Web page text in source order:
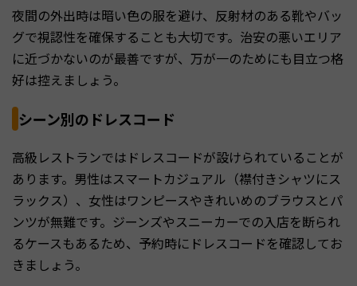
夜間の外出時は暗い色の服を避け、反射材のある靴やバッ
グで視認性を確保することも大切です。治安の悪いエリア
に近づかないのが最善ですが、万が一のためにも目立つ格
好は控えましょう。
シーン別のドレスコード
高級レストランではドレスコードが設けられていることが
あります。男性はスマートカジュアル（襟付きシャツにス
ラックス）、女性はワンピースやきれいめのブラウスとパ
ンツが無難です。ジーンズやスニーカーでの入店を断られ
るケースもあるため、予約時にドレスコードを確認してお
きましょう。